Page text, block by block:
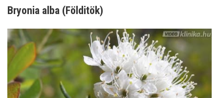
Bryonia alba (Földitök)